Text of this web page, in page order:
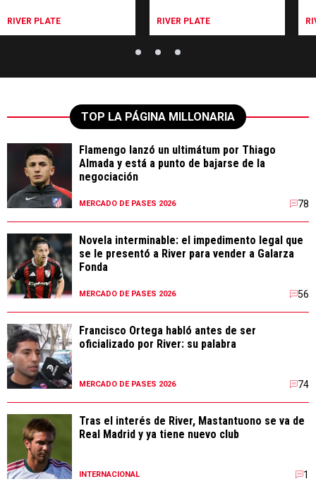
RIVER PLATE RIVER PLATE
TOP LA PÁGINA MILLONARIA
Flamengo lanzó un ultimátum por Thiago
Almada y está a punto de bajarse de la
negociación
MERCADO DE PASES 2026 78
Novela interminable: el impedimento legal que
se le presentó a River para vender a Galarza
Fonda
MERCADO DE PASES 2026 56
Francisco Ortega habló antes de ser
oficializado por River: su palabra
MERCADO DE PASES 2026 74
Tras el interés de River, Mastantuono se va de
Real Madrid y ya tiene nuevo club
INTERNACIONAL 1